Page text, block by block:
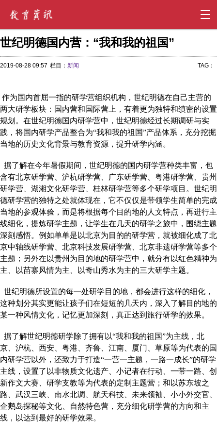
世纪明德国内营：“我和我的祖国”
2019-08-28 09:57 栏目： 新闻 TAG：
作为国内首屈一指的研学营组织机构，世纪明德在自己主营的
两大研学板块：国内营和国际营上，有着更为独特和缜密的设置
规划。在世纪明德国内研学营中，世纪明德经过长期调研与实
践，将国内研学产品整合为“我和我的祖国”产品体系，充分挖掘
当地的历史文化背景与教育资源，提升研学内涵。
据了解在今年暑假期间，世纪明德的国内研学营种类丰富，包
含有北京研学营、沪杭研学营、广东研学营、粤港研学营、贵州
研学营、湖湘文化研学营、桂林研学营等多个研学项目。世纪明
德研学营的独特之处就体现在，它不仅仅是带领学生简单的完成
当地的参观体验，而是将根据每个目的地的人文特点，再进行主
线细化，提炼研学主题，让学生在几天的研学之旅中，围绕主题
深刻感悟。例如单单是以北京为目的的研学营，就被细化成了北
京中轴线研学营、北京科技发展研学营、北京非遗研学营等多个
主题；另外在以贵州为目的地的研学营中，就分有以红色精神为
主、以苗寨风情为主、以奇山秀水为主的三大研学主题。
世纪明德所设置的每一处研学目的地，都会进行这样的细化，
这种划分其实更能让孩子们在短短的几天内，深入了解目的地的
某一种风情文化，记忆更加深刻，真正达到旅行研学的效果。
据了解世纪明德研学除了拥有以“我和我的祖国”为主线，北
京、沪杭、西安、粤港、齐鲁、江南、厦门、草原等为代表的国
内研学营以外，还致力于打造“一营一主题，一路一成长”的研学
主线，设置了以非物质文化遗产、小记者在行动、一带一路、创
新作文大赛、研学支教等为代表的定制主题营；和以苏东坡之
路、武汉三峡、南水北调、航天科技、未来领袖、小小外交官、
企鹅岛探秘等文化、自然特色营，充分细化研学营的方向和主
线，以达到最好的研学效果。